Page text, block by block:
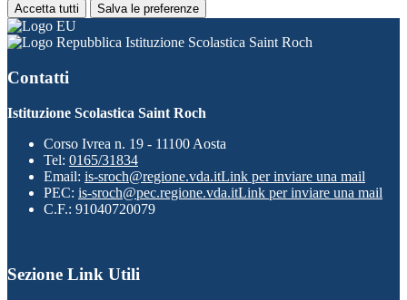
Accetta tutti Salva le preferenze
Istituzione Scolastica Saint Roch
Contatti
Istituzione Scolastica Saint Roch
Corso Ivrea n. 19 - 11100 Aosta
Tel: 0165/31834
Email: is-sroch@regione.vda.itLink per inviare una mail
PEC: is-sroch@pec.regione.vda.itLink per inviare una mail
C.F.: 91040720079
Sezione Link Utili